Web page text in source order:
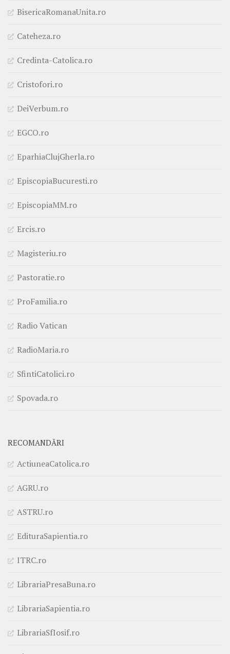
BisericaRomanaUnita.ro
Cateheza.ro
Credinta-Catolica.ro
Cristofori.ro
DeiVerbum.ro
EGCO.ro
EparhiaClujGherla.ro
EpiscopiaBucuresti.ro
EpiscopiaMM.ro
Ercis.ro
Magisteriu.ro
Pastoratie.ro
ProFamilia.ro
Radio Vatican
RadioMaria.ro
SfintiCatolici.ro
Spovada.ro
RECOMANDĂRI
ActiuneaCatolica.ro
AGRU.ro
ASTRU.ro
EdituraSapientia.ro
ITRC.ro
LibrariaPresaBuna.ro
LibrariaSapientia.ro
LibrariaSfIosif.ro